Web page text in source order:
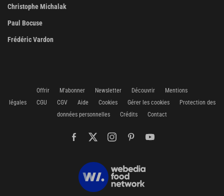
Christophe Michalak
Paul Bocuse
Frédéric Vardon
Offrir M'abonner Newsletter Découvrir
Mentions
légales
CGU CGV Aide Cookies Gérer les cookies
Protection des
données personnelles
Crédits Contact